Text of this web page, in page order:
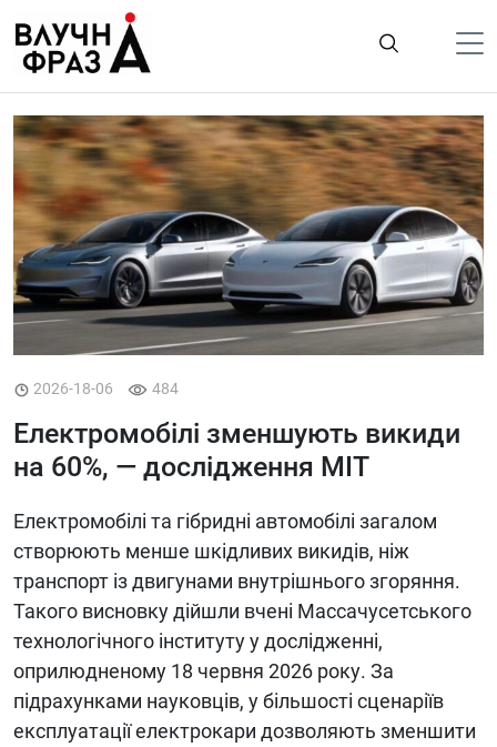
содержимому
Політика
Гроші
Життя
Лайфстайл
ТехноНаука
Людина
Про нас
2026-18-06 484
Електромобілі зменшують викиди
на 60%, — дослідження MIT
Електромобілі та гібридні автомобілі загалом
створюють менше шкідливих викидів, ніж
транспорт із двигунами внутрішнього згоряння.
Такого висновку дійшли вчені Массачусетського
технологічного інституту у дослідженні,
оприлюдненому 18 червня 2026 року. За
підрахунками науковців, у більшості сценаріїв
експлуатації електрокари дозволяють зменшити